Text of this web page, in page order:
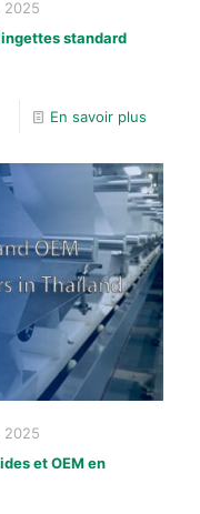
2025
standard
En savoir plus
2025
et OEM en